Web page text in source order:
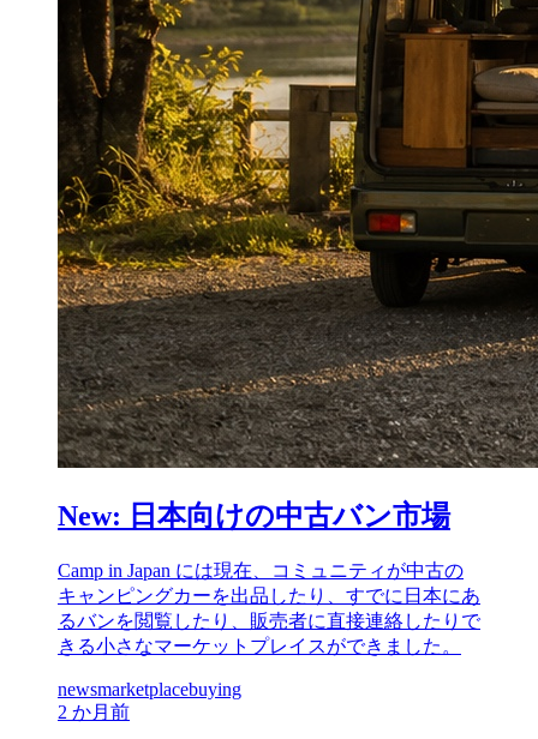
New: 日本向けの中古バン市場
Camp in Japan には現在、コミュニティが中古の
キャンピングカーを出品したり、すでに日本にあ
るバンを閲覧したり、販売者に直接連絡したりで
きる小さなマーケットプレイスができました。
newsmarketplacebuying
2 か月前